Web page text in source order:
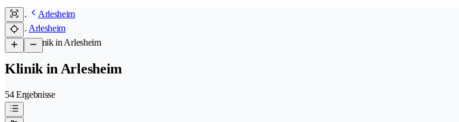
Arlesheim
Arlesheim
/Klinik in Arlesheim
Klinik in Arlesheim
54 Ergebnisse